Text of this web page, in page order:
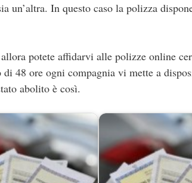
un’altra. In questo caso la polizza
potete affidarvi alle polizze online
48 ore ogni compagnia vi mette a
abolito è così.